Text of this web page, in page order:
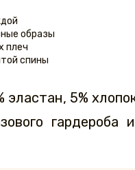
образы
плеч
спины
эластан, 5%
гардероба